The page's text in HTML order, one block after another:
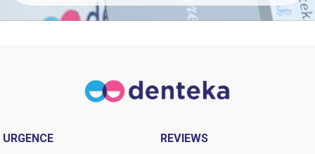
URGENCE REVIEWS